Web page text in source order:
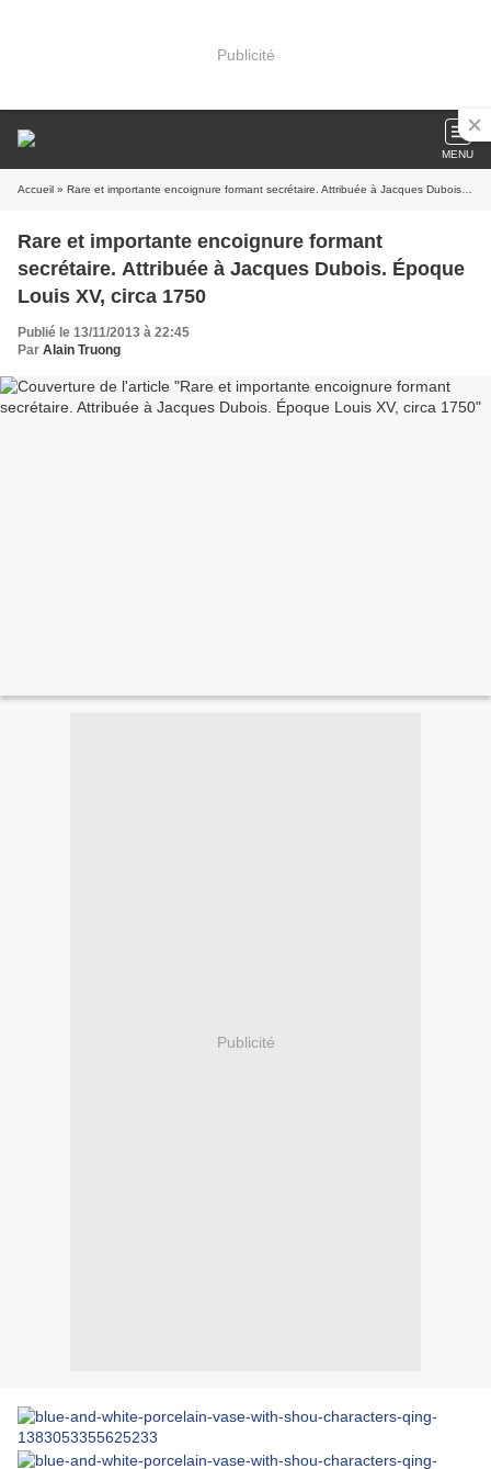
Publicité
MENU
Accueil » Rare et importante encoignure formant secrétaire. Attribuée à Jacques Dubois. Époque Louis XV, circa 1750
Rare et importante encoignure formant
secrétaire. Attribuée à Jacques Dubois. Époque
Louis XV, circa 1750
Publié le 13/11/2013 à 22:45
Par Alain Truong
Publicité